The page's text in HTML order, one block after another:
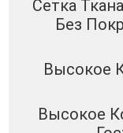
Сетка
Без
Высокое
Высокое